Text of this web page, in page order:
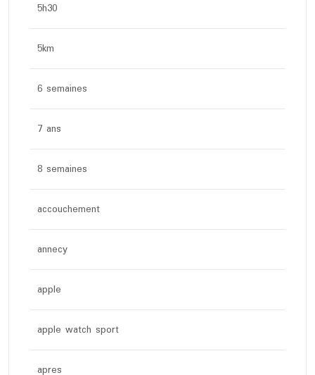
5h30
5km
6 semaines
7 ans
8 semaines
accouchement
annecy
apple
apple watch sport
apres